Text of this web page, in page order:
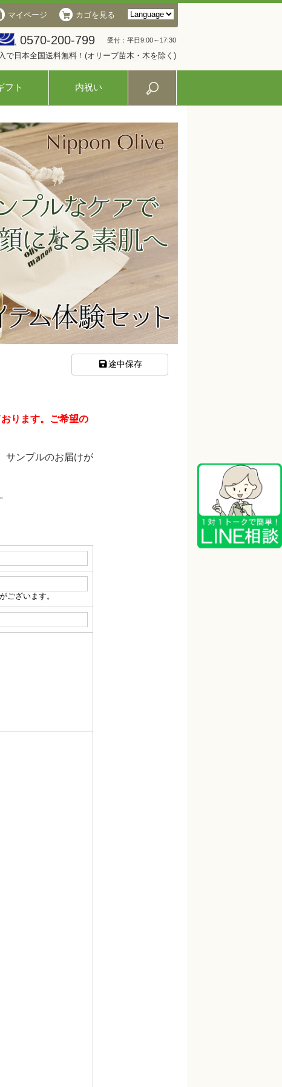
マイページ カゴを見る
0570-200-799 受付：平日9:00～17:30
で日本全国送料無料！(オリーブ苗木・木を除く)
フト 内祝い